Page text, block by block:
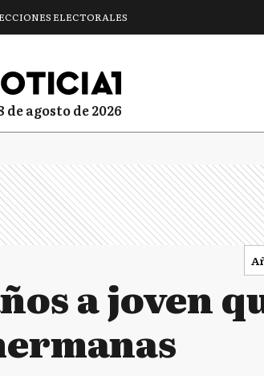
ELECTORALES
de agosto de 2026
a joven